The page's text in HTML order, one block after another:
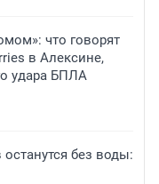
что говорят
в Алексине,
удара БПЛА
останутся без воды: